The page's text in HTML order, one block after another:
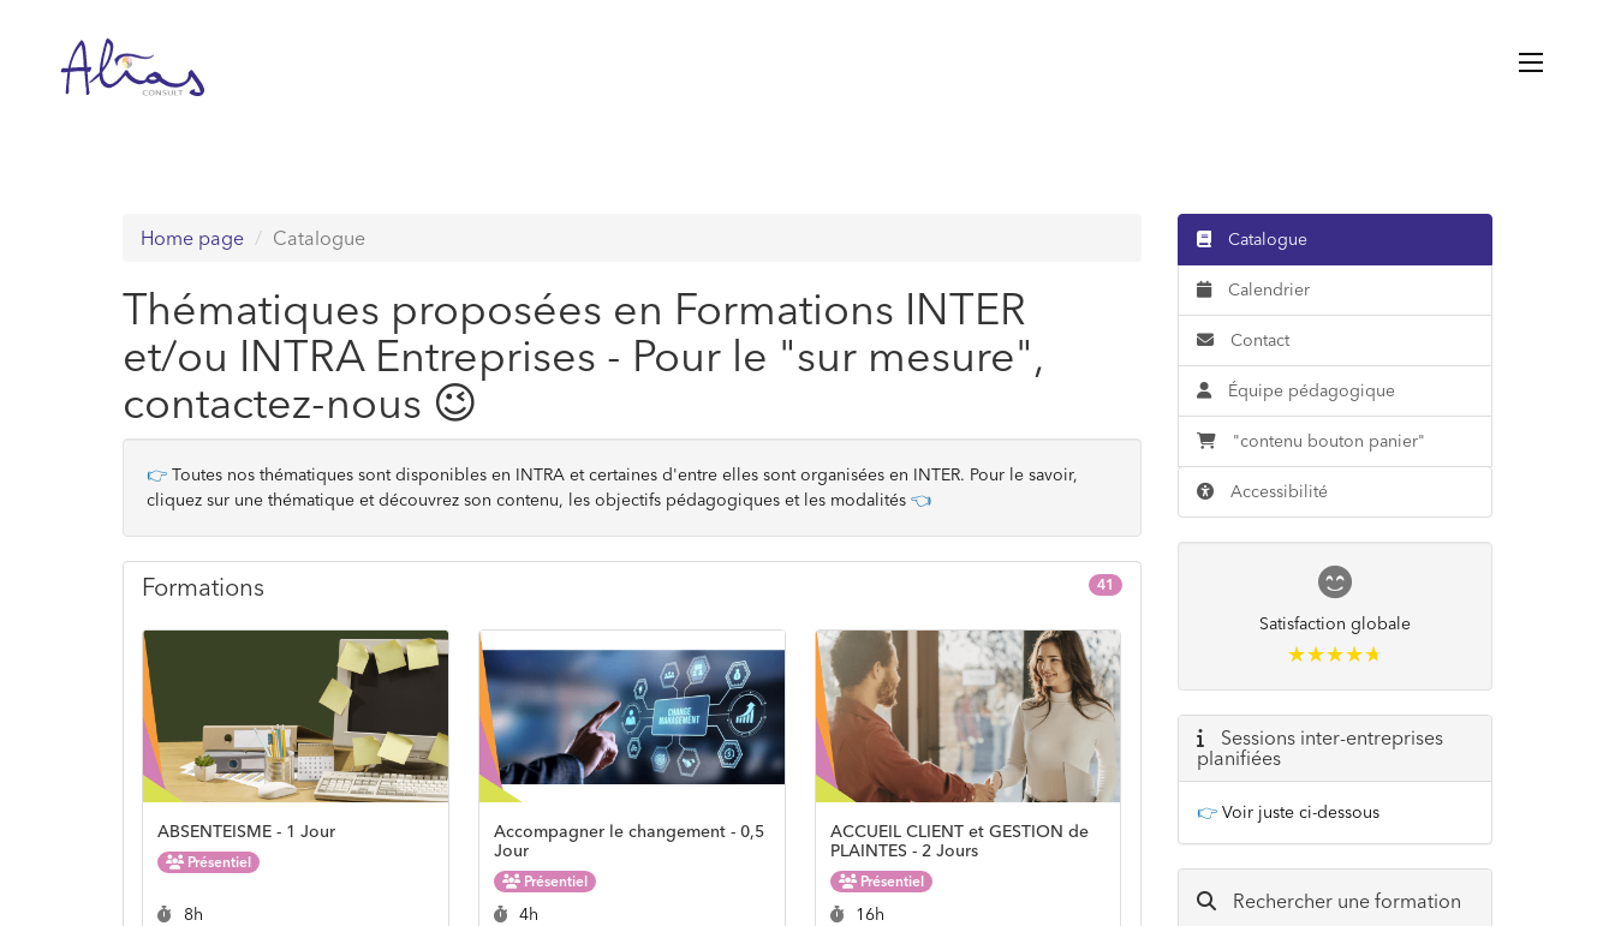
contenu
Home page Catalogue
Thématiques proposées en Formations INTER
et/ou INTRA Entreprises - Pour le "sur mesure",
contactez-nous 😉
👉 Toutes nos thématiques sont disponibles en INTRA et certaines d'entre elles sont organisées en INTER. Pour le savoir,
cliquez sur une thématique et découvrez son contenu, les objectifs pédagogiques et les modalités 👈
Formations 41
ABSENTEISME - 1 Jour
Présentiel
Durée :
8h
Accompagner le changement - 0,5
Jour
Présentiel
Durée :
4h
ACCUEIL CLIENT et GESTION de
PLAINTES - 2 Jours
Présentiel
Durée :
16h
Catalogue
Calendrier
Contact
Équipe pédagogique
"contenu bouton panier"
Accessibilité
Satisfaction globale
★★★★★
★★★★★
Sessions inter-entreprises
planifiées
👉 Voir juste ci-dessous
Rechercher une formation